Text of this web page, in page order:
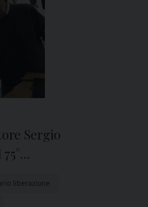
Sergio
liberazione